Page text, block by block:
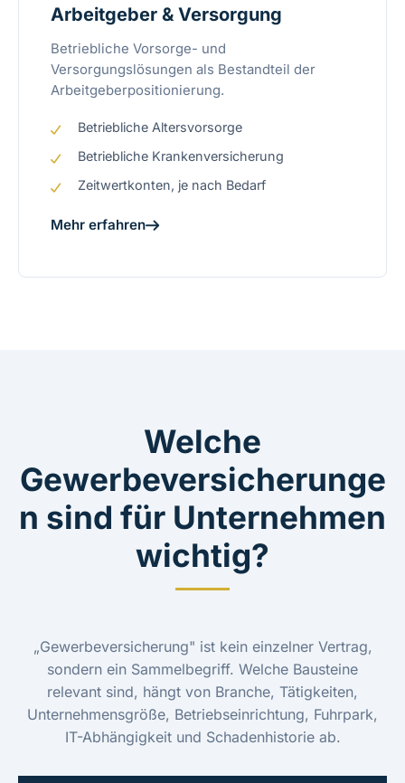
Arbeitgeber & Versorgung
Betriebliche Vorsorge- und
Versorgungslösungen als Bestandteil der
Arbeitgeberpositionierung.
Betriebliche Altersvorsorge
Betriebliche Krankenversicherung
Zeitwertkonten, je nach Bedarf
Mehr erfahren
Welche
Gewerbeversicherunge
n sind für Unternehmen
wichtig?
„Gewerbeversicherung" ist kein einzelner Vertrag,
sondern ein Sammelbegriff. Welche Bausteine
relevant sind, hängt von Branche, Tätigkeiten,
Unternehmensgröße, Betriebseinrichtung, Fuhrpark,
IT-Abhängigkeit und Schadenhistorie ab.